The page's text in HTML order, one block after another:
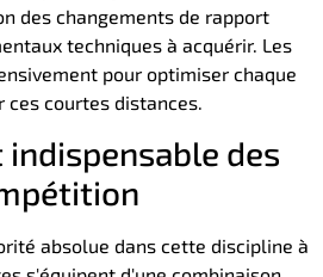
des changements de rapport
techniques à acquérir. Les
pour optimiser chaque
ces courtes distances.
des
absolue dans cette discipline à